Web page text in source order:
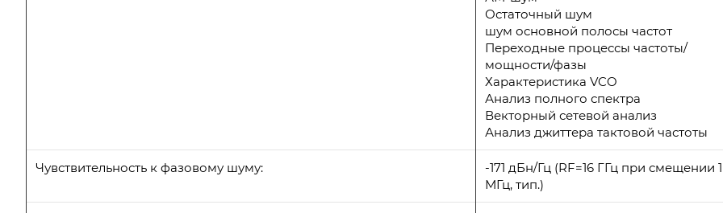
Остаточный шум
шум основной полосы частот
Переходные процессы частоты/
мощности/фазы
Характеристика VCO
Анализ полного спектра
Векторный сетевой анализ
Анализ джиттера тактовой частоты
Чувствительность к фазовому шуму:
-171 дБн/Гц (RF=16 ГГц при смещении 1
МГц, тип.)